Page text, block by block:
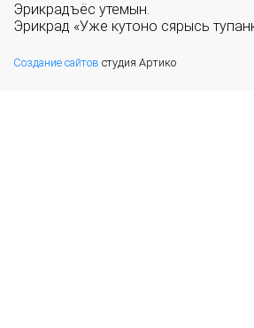
Эрикрадъёс утемын.
Эрикрад «Уже кутоно сярысь
Создание сайтов студия Артико